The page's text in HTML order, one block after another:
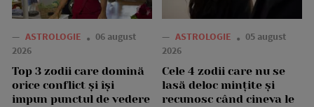
— ASTROLOGIE
06 august
2026
Top 3 zodii care domină
orice conflict și își
impun punctul de vedere
— ASTROLOGIE
05 august
2026
Cele 4 zodii care nu se
lasă deloc mințite și
recunosc când cineva le